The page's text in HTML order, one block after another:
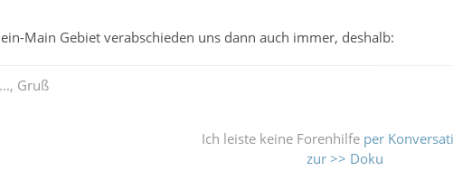
Main Gebiet verabschieden uns dann auch immer, deshalb:
Gruß
Ich leiste keine Forenhilfe per
zur >> Doku